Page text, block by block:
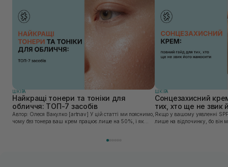
ШКIРА
Найкращі тонери та тоніки для
обличчя: ТОП-7 засобів
Автор: Олеся Вакулко [artnav] У цій статті ми пояснимо,
чому без тонера ваш крем працює лише на 50%, і як
ШКIРА
Сонцезахисний
тих, хто ще не звик
Якщо у вашому уявленні
лише на відпочинку, бо він